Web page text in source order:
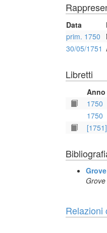
Data
prim. 1750
30/05/1751
Libretti
Anno
1750
1750
[1751]
Relazioni